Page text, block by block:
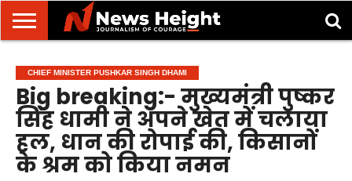
मसूरी
उत्तराखंड
उत्तरप्रदेश
राष्ट्रीय
अंतरराष्ट्रीय
क्राइम/
दुर्घटना
खेल/
मनोरंजन
ज्योतिष
शिक्षा
स्वास्थ्य
CHIEF MINISTER PUSHKAR SINGH DHAMI
Big breaking:- मुख्यमंत्री पुष्कर
सिंह धामी ने अपने खेत में चलाया
हल, धान की रोपाई की, किसानों
के श्रम को किया नमन